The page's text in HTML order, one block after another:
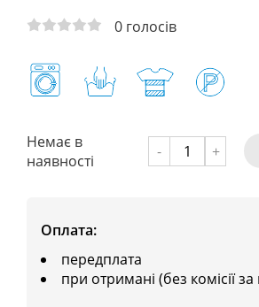
0 голосів
Немає в
наявності
- +
Оплата:
передплата
при отримані (без комісії за